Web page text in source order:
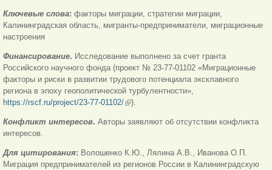
Ключевые слова: факторы миграции, стратегии миграции,
Калининградская область, мигранты-предприниматели, миграционные
настроения
Финансирование. Исследование выполнено за счет гранта
Российского научного фонда (проект № 23-77-01102 «Миграционные
факторы и риски в развитии трудового потенциала эксклавного
региона в эпоху геополитической турбулентности»,
https://rscf.ru/project/23-77-01102/(внешняя ссылка)
).
Конфликт интересов. Авторы заявляют об отсутствии конфликта
интересов.
Для цитирования: Волошенко К.Ю., Лялина А.В., Иванова О.П.
Миграция предпринимателей из регионов России в Калининградскую